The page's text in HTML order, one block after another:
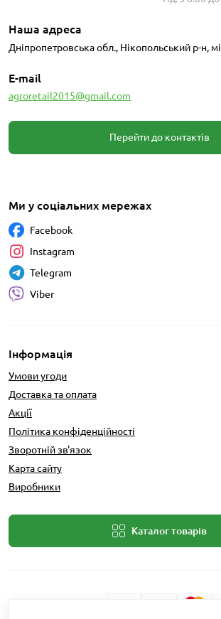
Наша адреса
Дніпропетровська обл., Нікопольський р-н,
E-mail
agroretail2015@gmail.com
Перейти до контактів
Інформація
Умови угоди
Доставка та оплата
Акції
Політика конфіденційності
Зворотній зв'язок
Карта сайту
Виробники
Каталог товарів
Ми у соціальних мережах
Facebook
Instagram
Telegram
Viber